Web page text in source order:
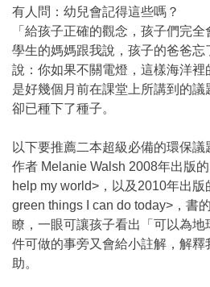
有人問：幼兒會記得這些嗎？
「給孩子正確的觀念，孩子們完
學生的媽媽跟我說，孩子的爸爸忘
說：你如果不關電燈，這樣海洋
是好幾個月前在課堂上所講到的議
卻已種下了種子。
以下要推薦二本超級必備的環保議
作者 Melanie Walsh 2008年出版
help my world>，以及2010年出版
green things I can do today>，書
瞭，一眼可讓孩子看出「可以為
件可做的事旁又會給小註解，解
助。